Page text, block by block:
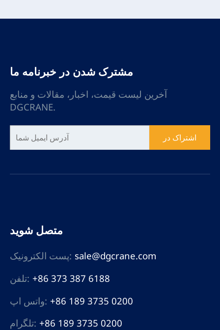
مشترک شدن در خبرنامه ما
آخرین لیست قیمت، اخبار، مقالات و منابع
DGCRANE.
اشتراک در
متصل شوید
پست الکترونیک: sale@dgcrane.com
تلفن: +86 373 387 6188
واتس اپ: +86 189 3735 0200
تلگرام: +86 189 3735 0200